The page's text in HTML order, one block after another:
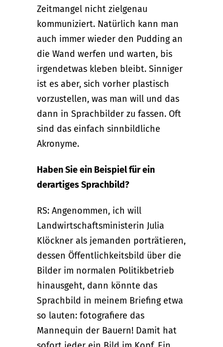
Zeitmangel nicht zielgenau
kommuniziert. Natürlich kann man
auch immer wieder den Pudding an
die Wand werfen und warten, bis
irgendetwas kleben bleibt. Sinniger
ist es aber, sich vorher plastisch
vorzustellen, was man will und das
dann in Sprachbilder zu fassen. Oft
sind das einfach sinnbildliche
Akronyme.
Haben Sie ein Beispiel für ein
derartiges Sprachbild?
RS: Angenommen, ich will
Landwirtschaftsministerin Julia
Klöckner als jemanden porträtieren,
dessen Öffentlichkeitsbild über die
Bilder im normalen Politikbetrieb
hinausgeht, dann könnte das
Sprachbild in meinem Briefing etwa
so lauten: fotografiere das
Mannequin der Bauern! Damit hat